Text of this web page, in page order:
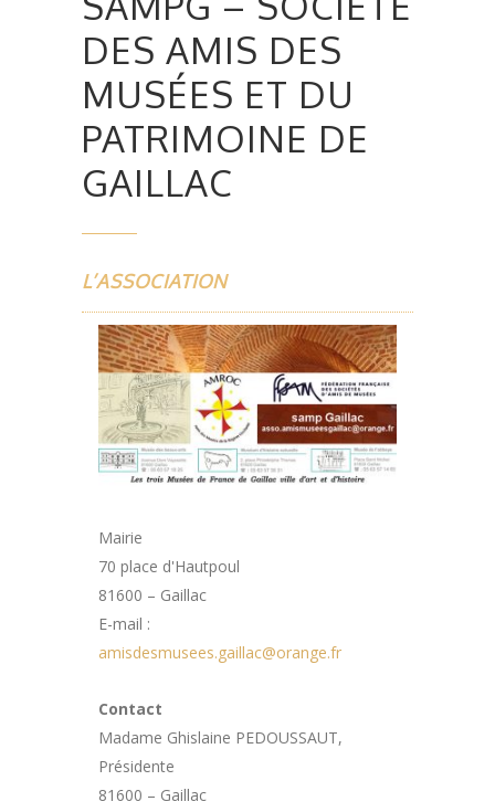
DES AMIS DES
MUSÉES ET DU
PATRIMOINE DE
GAILLAC
L’ASSOCIATION
Mairie
70 place d'Hautpoul
81600 – Gaillac
E-mail :
amisdesmusees.gaillac@orange.fr
Contact
Madame Ghislaine PEDOUSSAUT,
Présidente
81600 – Gaillac